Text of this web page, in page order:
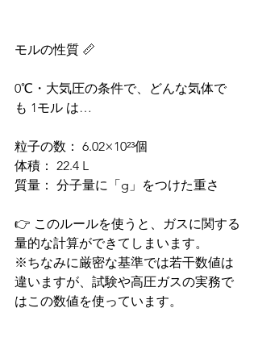
モルの性質 📏
0℃・大気圧の条件で、どんな気体で
も 1モル は…
粒子の数： 6.02×10²³個
体積： 22.4 L
質量： 分子量に「g」をつけた重さ
👉 このルールを使うと、ガスに関する
量的な計算ができてしまいます。
※ちなみに厳密な基準では若干数値は
違いますが、試験や高圧ガスの実務で
はこの数値を使っています。